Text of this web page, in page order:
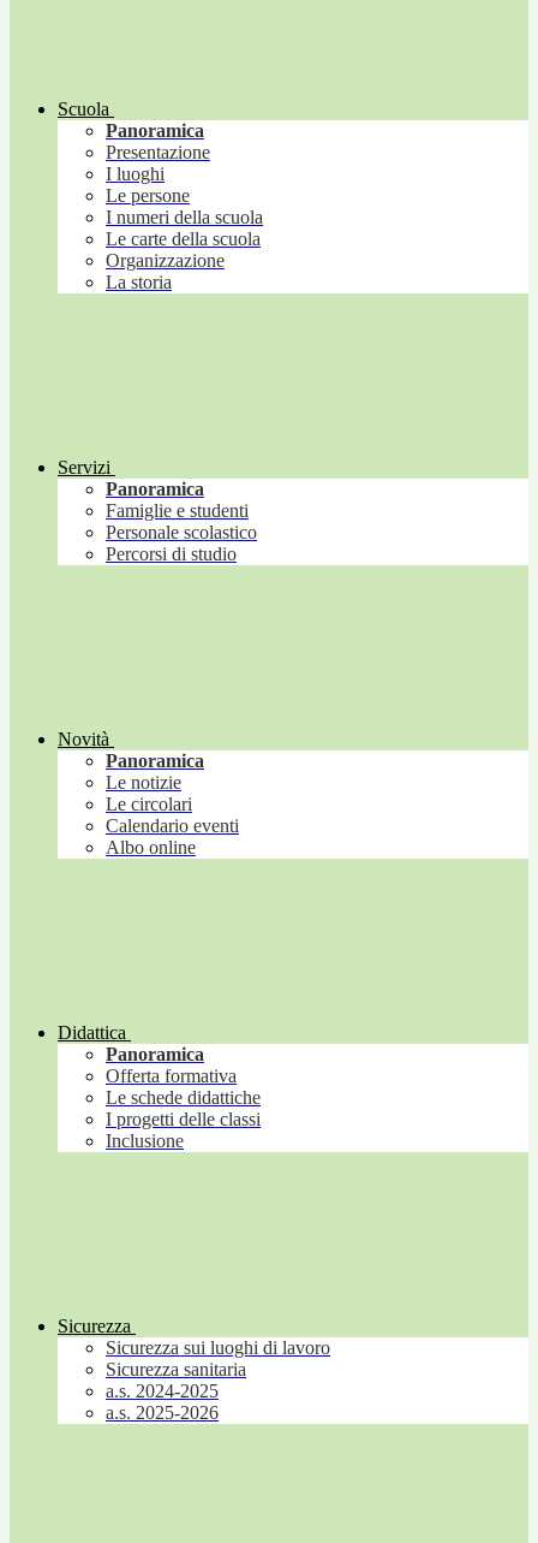
Scuola
Panoramica
Presentazione
I luoghi
Le persone
I numeri della scuola
Le carte della scuola
Organizzazione
La storia
Servizi
Panoramica
Famiglie e studenti
Personale scolastico
Percorsi di studio
Novità
Panoramica
Le notizie
Le circolari
Calendario eventi
Albo online
Didattica
Panoramica
Offerta formativa
Le schede didattiche
I progetti delle classi
Inclusione
Sicurezza
Sicurezza sui luoghi di lavoro
Sicurezza sanitaria
a.s. 2024-2025
a.s. 2025-2026